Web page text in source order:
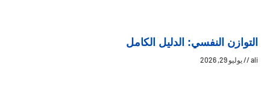
التوازن النفسي: الدليل الكامل
ali يوليو 29, 2026